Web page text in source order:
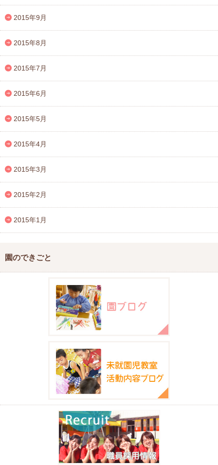
2015年9月
2015年8月
2015年7月
2015年6月
2015年5月
2015年4月
2015年3月
2015年2月
2015年1月
園のできごと